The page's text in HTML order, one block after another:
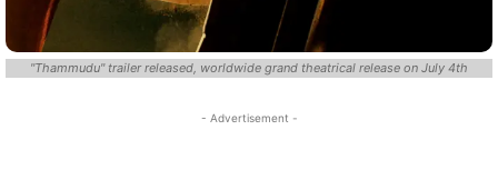
"Thammudu" trailer released, worldwide grand theatrical release on July 4th
- Advertisement -